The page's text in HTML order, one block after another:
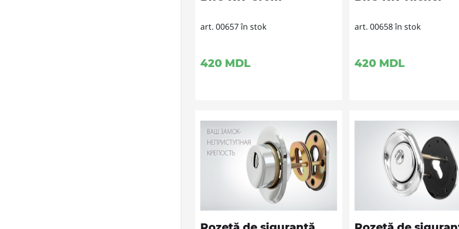
art. 00657 în stok
420MDL
art. 00658 în stok
420MDL